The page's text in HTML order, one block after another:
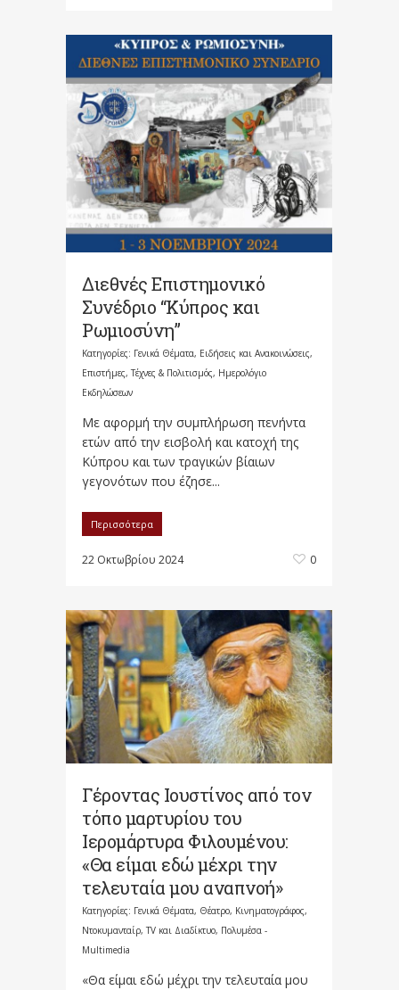
Διεθνές Επιστημονικό
Συνέδριο “Κύπρος και
Ρωμιοσύνη”
Κατηγορίες: Γενικά Θέματα, Ειδήσεις και Ανακοινώσεις,
Επιστήμες, Τέχνες & Πολιτισμός, Ημερολόγιο
Εκδηλώσεων
Με αφορμή την συμπλήρωση πενήντα
ετών από την εισβολή και κατοχή της
Κύπρου και των τραγικών βίαιων
γεγονότων που έζησε...
Περισσότερα
22 Οκτωβρίου 2024 0
Γέροντας Ιουστίνος από τον
τόπο μαρτυρίου του
Ιερομάρτυρα Φιλουμένου:
«Θα είμαι εδώ μέχρι την
τελευταία μου αναπνοή»
Κατηγορίες: Γενικά Θέματα, Θέατρο, Κινηματογράφος,
Ντοκυμανταίρ, TV και Διαδίκτυο, Πολυμέσα -
Multimedia
«Θα είμαι εδώ μέχρι την τελευταία μου